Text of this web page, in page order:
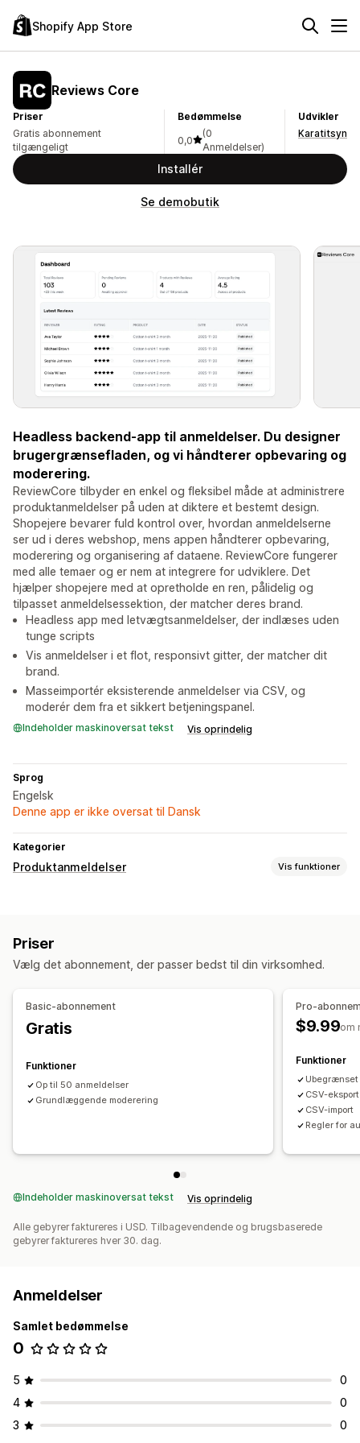
Shopify App Store
Reviews Core
Priser
Gratis abonnement
tilgængeligt
Bedømmelse
0,0
(0
Anmeldelser)
Udvikler
Karatitsyn
Installér
Se demobutik
Headless backend-app til anmeldelser. Du designer
brugergrænsefladen, og vi håndterer opbevaring og
moderering.
ReviewCore tilbyder en enkel og fleksibel måde at administrere
produktanmeldelser på uden at diktere et bestemt design.
Shopejere bevarer fuld kontrol over, hvordan anmeldelserne
ser ud i deres webshop, mens appen håndterer opbevaring,
moderering og organisering af dataene. ReviewCore fungerer
med alle temaer og er nem at integrere for udviklere. Det
hjælper shopejere med at opretholde en ren, pålidelig og
tilpasset anmeldelsessektion, der matcher deres brand.
Headless app med letvægtsanmeldelser, der indlæses uden
tunge scripts
Vis anmeldelser i et flot, responsivt gitter, der matcher dit
brand.
Masseimportér eksisterende anmeldelser via CSV, og
moderér dem fra et sikkert betjeningspanel.
Indeholder maskinoversat tekst Vis oprindelig
Sprog
Engelsk
Denne app er ikke oversat til Dansk
Kategorier
Produktanmeldelser Vis funktioner
Priser
Vælg det abonnement, der passer bedst til din virksomhed.
Basic-abonnement
Gratis
Funktioner
Op til 50 anmeldelser
Grundlæggende moderering
Pro-
$9.99om
Funktioner
CSV-eksport
CSV-import
Regler for
Indeholder maskinoversat tekst Vis oprindelig
Alle gebyrer faktureres i USD. Tilbagevendende og brugsbaserede
gebyrer faktureres hver 30. dag.
Anmeldelser
Samlet bedømmelse
0
5
0
4
0
3
0